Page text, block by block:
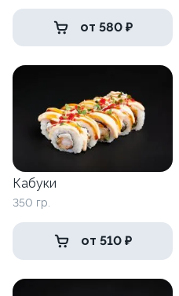
от 580 ₽
Кабуки
350 гр.
от 510 ₽